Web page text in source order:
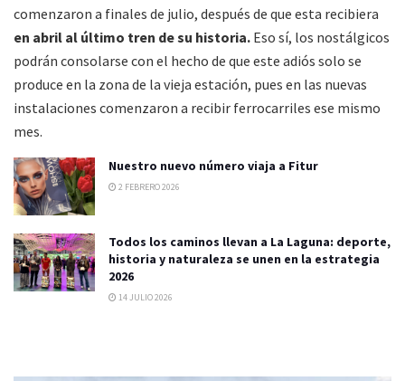
comenzaron a finales de julio, después de que esta recibiera
en abril al último tren de su historia. Eso sí, los nostálgicos
podrán consolarse con el hecho de que este adiós solo se
produce en la zona de la vieja estación, pues en las nuevas
instalaciones comenzaron a recibir ferrocarriles ese mismo
mes.
Nuestro nuevo número viaja a Fitur
2 FEBRERO 2026
Todos los caminos llevan a La Laguna: deporte,
historia y naturaleza se unen en la estrategia
2026
14 JULIO 2026